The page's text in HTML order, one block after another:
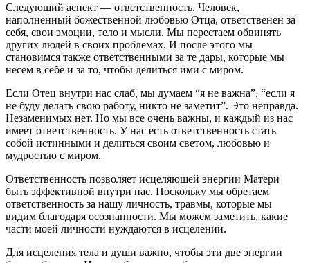
Следующий аспект — ответственность. Человек,
наполненный божественной любовью Отца, ответственен за
себя, свои эмоции, тело и мысли. Мы перестаем обвинять
других людей в своих проблемах. И после этого мы
становимся также ответственными за те дары, которые мы
несем в себе и за то, чтобы делиться ими с миром.
Если Отец внутри нас слаб, мы думаем “я не важна”, “если я
не буду делать свою работу, никто не заметит”. Это неправда.
Незаменимых нет. Но мы все очень важны, и каждый из нас
имеет ответственность. У нас есть ответственность стать
собой истинными и делиться своим светом, любовью и
мудростью с миром.
Ответственность позволяет исцеляющей энергии Матери
быть эффективной внутри нас. Поскольку мы обретаем
ответственность за нашу личность, травмы, которые мы
видим благодаря осознанности. Мы можем заметить, какие
части моей личности нуждаются в исцелении.
Для исцеления тела и души важно, чтобы эти две энергии